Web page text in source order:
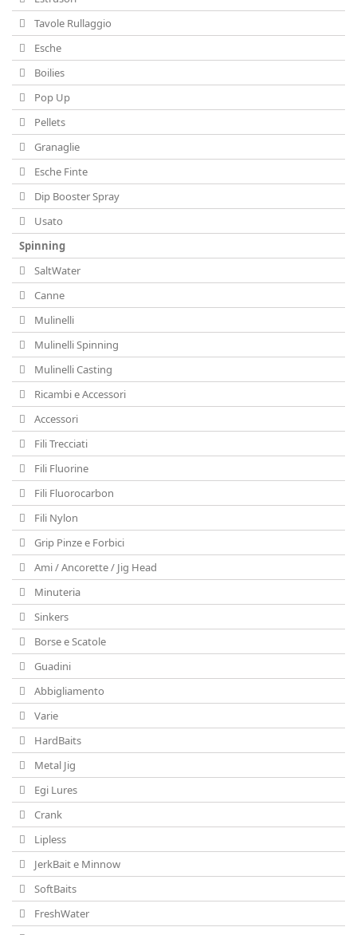
Tavole Rullaggio
Esche
Boilies
Pop Up
Pellets
Granaglie
Esche Finte
Dip Booster Spray
Usato
Spinning
SaltWater
Canne
Mulinelli
Mulinelli Spinning
Mulinelli Casting
Ricambi e Accessori
Accessori
Fili Trecciati
Fili Fluorine
Fili Fluorocarbon
Fili Nylon
Grip Pinze e Forbici
Ami / Ancorette / Jig Head
Minuteria
Sinkers
Borse e Scatole
Guadini
Abbigliamento
Varie
HardBaits
Metal Jig
Egi Lures
Crank
Lipless
JerkBait e Minnow
SoftBaits
FreshWater